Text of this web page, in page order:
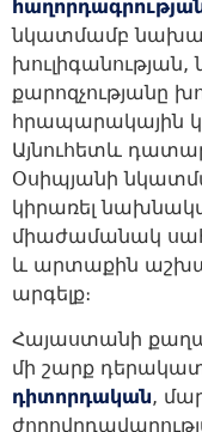
նկատմամբ
քարոզչությանը
հրապարակային
Այնուհետև
Օսիպյանի
կիրառել
միաժամանակ
և արտաքին
արգելք։
Հայաստանի
մի շարք
դիտորդական,